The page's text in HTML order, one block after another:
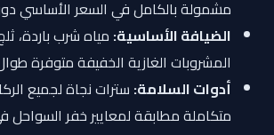
مشمولة بالكامل في السعر الأساسي
الضيافة الأساسية:مياه شرب باردة،
المشروبات الغازية الخفيفة متوفرة
أدوات السلامة:سترات نجاة لجميع
متكاملة مطابقة لمعايير خفر السواحل